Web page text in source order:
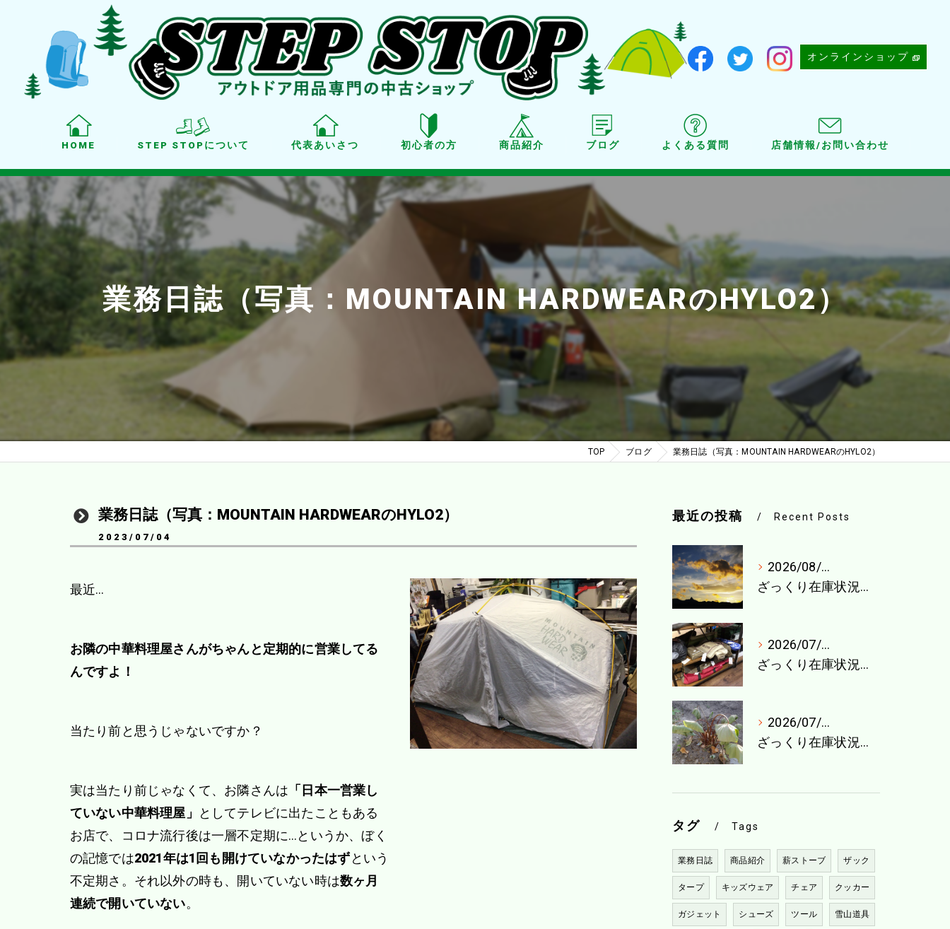
オンラインショップ
HOME STEP STOPについて 代表あいさつ 初心者の方 商品紹介
商品紹介
点検・メンテナンス
ブログ よくある質問 店舗情報/お問い合わせ
業務日誌（写真：MOUNTAIN HARDWEARのHYLO2）
TOP ブログ 業務日誌（写真：MOUNTAIN HARDWEARのHYLO2）
業務日誌（写真：MOUNTAIN HARDWEARのHYLO2）
2023/07/04
最近…
お隣の中華料理屋さんがちゃんと定期的に営業してる
んですよ！
当たり前と思うじゃないですか？
実は当たり前じゃなくて、お隣さんは 「日本一営業し
ていない中華料理屋」
としてテレビに出たこともある
お店で、コロナ流行後は一層不定期に…というか、ぼく
の記憶では2021年は1回も開けていなかったはずという
不定期さ。それ以外の時も、開いていない時は数ヶ月
連続で開いていない。
最近の投稿 Recent Posts
2026/08/04
ざっくり在庫状況（8月1週目）
2026/07/27
ざっくり在庫状況（7月最終週）
2026/07/21
ざっくり在庫状況（7月4週目）
タグ Tags
業務日誌 商品紹介 薪ストーブ ザック
タープ キッズウェア チェア クッカー
ガジェット シューズ ツール 雪山道具